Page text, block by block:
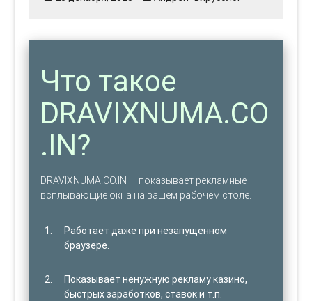
Что такое
DRAVIXNUMA.CO
.IN?
DRAVIXNUMA.CO.IN — показывает рекламные
всплывающие окна на вашем рабочем столе.
Работает даже при незапущенном
браузере.
Показывает ненужную рекламу казино,
быстрых заработков, ставок и т.п.